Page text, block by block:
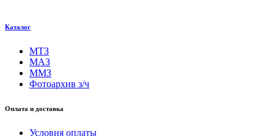
Каталог
МТЗ
МАЗ
ММЗ
Фотоархив з/ч
Оплата и доставка
Условия оплаты